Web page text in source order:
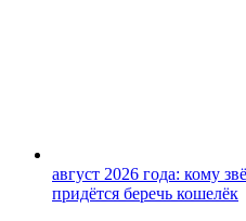
август 2026 года: кому
придётся беречь кошелёк